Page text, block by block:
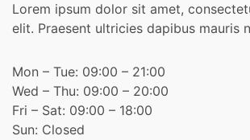
Lorem ipsum dolor sit amet,
elit. Praesent ultricies dapibus mauris
Mon – Tue: 09:00 – 21:00
Wed – Thu: 09:00 – 20:00
Fri – Sat: 09:00 – 18:00
Sun: Closed